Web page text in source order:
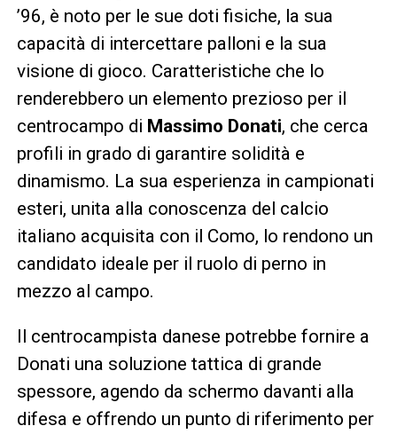
’96, è noto per le sue doti fisiche, la sua
capacità di intercettare palloni e la sua
visione di gioco. Caratteristiche che lo
renderebbero un elemento prezioso per il
centrocampo di Massimo Donati, che cerca
profili in grado di garantire solidità e
dinamismo. La sua esperienza in campionati
esteri, unita alla conoscenza del calcio
italiano acquisita con il Como, lo rendono un
candidato ideale per il ruolo di perno in
mezzo al campo.
Il centrocampista danese potrebbe fornire a
Donati una soluzione tattica di grande
spessore, agendo da schermo davanti alla
difesa e offrendo un punto di riferimento per